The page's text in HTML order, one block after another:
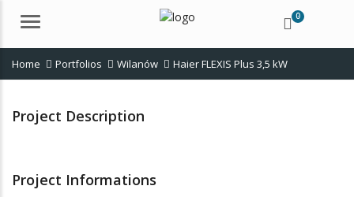
Menu 0
Home Portfolios Wilanów Haier FLEXIS Plus 3,5 kW
Project Description
Project Informations